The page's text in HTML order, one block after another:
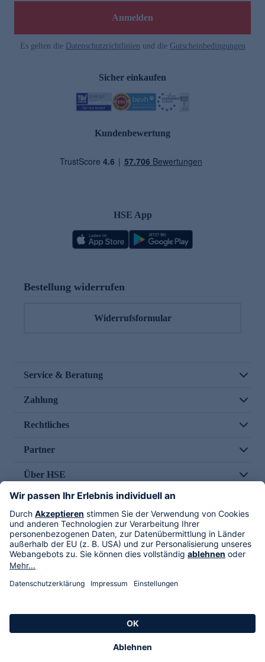
Anmelden
Es gelten die Datenschutzrichtlinien und die Gutscheinbedingungen
Sicher einkaufen
Kundenbewertung
HSE App
Bestellung widerrufen
Widerrufsformular
Service & Beratung
Zahlung
Rechtliches
Partner
Über HSE
Im TV
HSE International